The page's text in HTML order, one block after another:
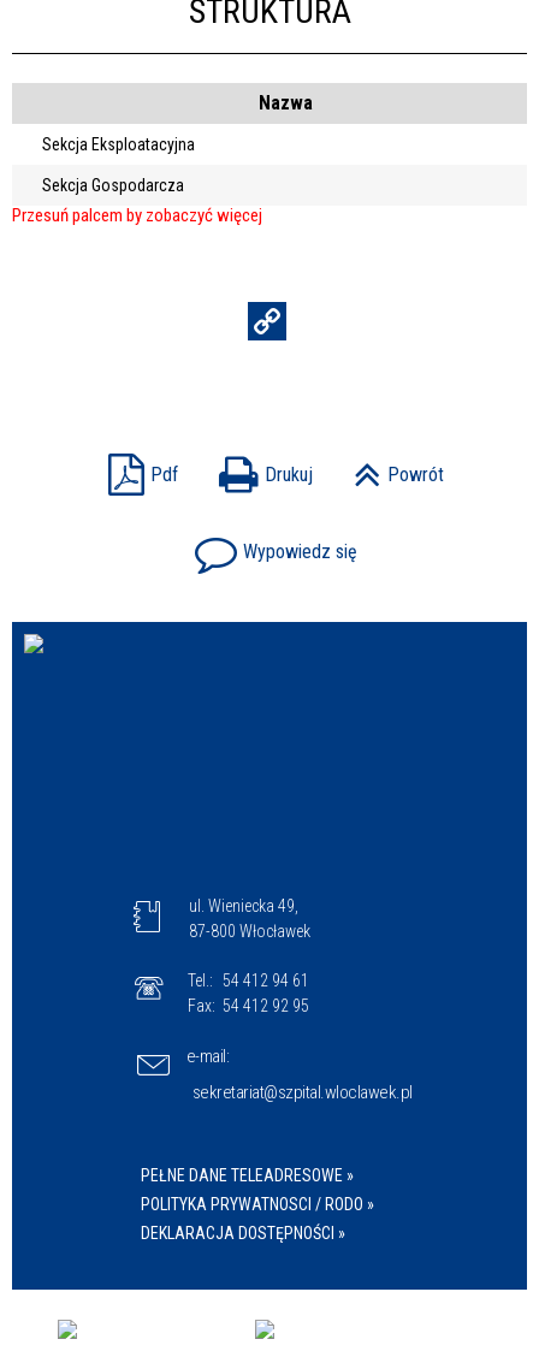
STRUKTURA
Nazwa
Sekcja Eksploatacyjna
Sekcja Gospodarcza
Pdf Drukuj Powrót
Wypowiedz się
ul. Wieniecka 49,
87-800 Włocławek
Tel.: 54 412 94 61
Fax: 54 412 92 95
e-mail:
sekretariat@szpital.wloclawek.pl
PEŁNE DANE TELEADRESOWE »
POLITYKA PRYWATNOSCI / RODO »
DEKLARACJA DOSTĘPNOŚCI »